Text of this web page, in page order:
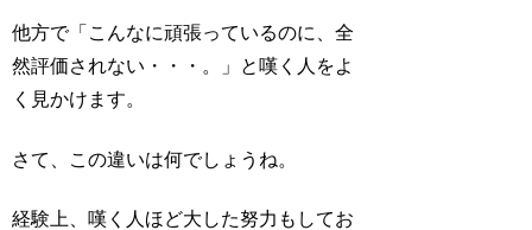
他方で「こんなに頑張っているのに、全
然評価されない・・・。」と嘆く人をよ
く見かけます。
さて、この違いは何でしょうね。
経験上、嘆く人ほど大した努力もしてお